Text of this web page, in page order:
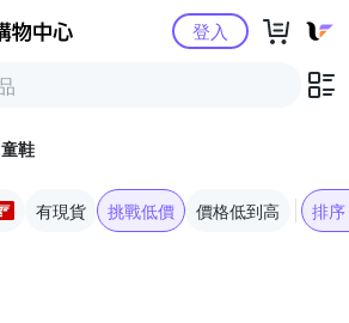
Yahoo購物中心登入
童鞋
有現貨 挑戰低價 價格低到高 排序